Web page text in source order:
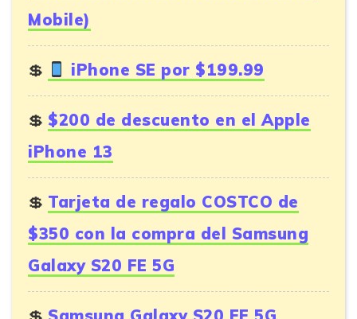
Mobile)
iPhone SE por $199.99
$200 de descuento en el Apple
iPhone 13
Tarjeta de regalo COSTCO de
$350 con la compra del Samsung
Galaxy S20 FE 5G